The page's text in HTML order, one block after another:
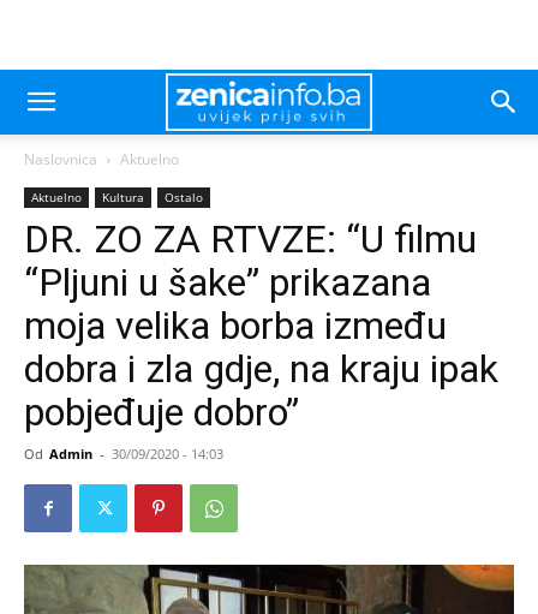
Naslovnica Aktuelno
Aktuelno Kultura Ostalo
DR. ZO ZA RTVZE: “U filmu
“Pljuni u šake” prikazana
moja velika borba između
dobra i zla gdje, na kraju ipak
pobjeđuje dobro”
Od Admin - 30/09/2020 - 14:03